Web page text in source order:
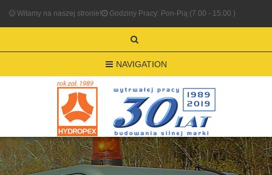
Witamy na naszej stronie! Godziny Pracy: Pon-Pią (7.00 - 15.00 )
NAVIGATION